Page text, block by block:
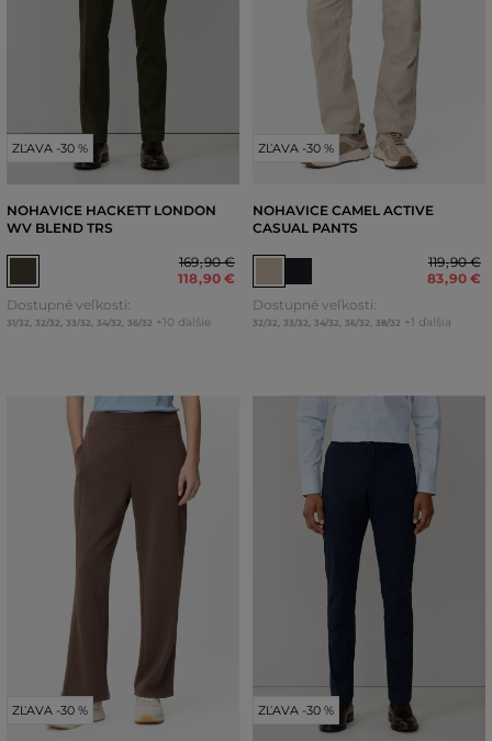
ZĽAVA -30 %
NOHAVICE HACKETT LONDON
WV BLEND TRS
169,90 €
118,90 €
Dostupné veľkosti:
31/32 32/32 33/32 34/32 36/32 +10 ďalšie
ZĽAVA -30 %
NOHAVICE CAMEL ACTIVE
CASUAL PANTS
119,90 €
83,90 €
Dostupné veľkosti:
32/32 33/32 34/32 36/32 38/32 +1 ďalšia
ZĽAVA -30 % ZĽAVA -30 %